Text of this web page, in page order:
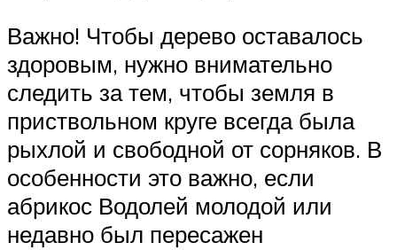
Важно! Чтобы дерево оставалось
здоровым, нужно внимательно
следить за тем, чтобы земля в
приствольном круге всегда была
рыхлой и свободной от сорняков. В
особенности это важно, если
абрикос Водолей молодой или
недавно был пересажен